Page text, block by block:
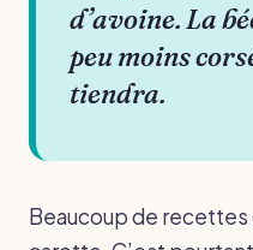
d’avoine. La
peu moins
tiendra.
Beaucoup de